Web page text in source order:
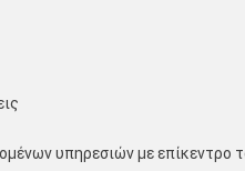
υπηρεσιών με επίκεντρο